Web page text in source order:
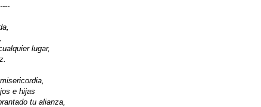
lugar,
e hijas
tu alianza,